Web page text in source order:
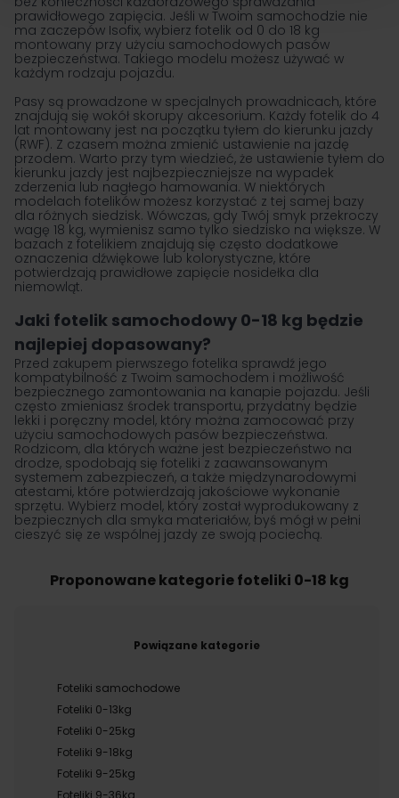
prawidłowego zapięcia. Jeśli w Twoim samochodzie nie
ma zaczepów Isofix, wybierz fotelik od 0 do 18 kg
montowany przy użyciu samochodowych pasów
bezpieczeństwa. Takiego modelu możesz używać w
każdym rodzaju pojazdu.
Pasy są prowadzone w specjalnych prowadnicach, które
znajdują się wokół skorupy akcesorium. Każdy fotelik do 4
lat montowany jest na początku tyłem do kierunku jazdy
(RWF). Z czasem można zmienić ustawienie na jazdę
przodem. Warto przy tym wiedzieć, że ustawienie tyłem do
kierunku jazdy jest najbezpieczniejsze na wypadek
zderzenia lub nagłego hamowania. W niektórych
modelach fotelików możesz korzystać z tej samej bazy
dla różnych siedzisk. Wówczas, gdy Twój smyk przekroczy
wagę 18 kg, wymienisz samo tylko siedzisko na większe. W
bazach z fotelikiem znajdują się często dodatkowe
oznaczenia dźwiękowe lub kolorystyczne, które
potwierdzają prawidłowe zapięcie nosidełka dla
niemowląt.
Jaki fotelik samochodowy 0-18 kg będzie
najlepiej dopasowany?
Przed zakupem pierwszego fotelika sprawdź jego
kompatybilność z Twoim samochodem i możliwość
bezpiecznego zamontowania na kanapie pojazdu. Jeśli
często zmieniasz środek transportu, przydatny będzie
lekki i poręczny model, który można zamocować przy
użyciu samochodowych pasów bezpieczeństwa.
Rodzicom, dla których ważne jest bezpieczeństwo na
drodze, spodobają się foteliki z zaawansowanym
systemem zabezpieczeń, a także międzynarodowymi
atestami, które potwierdzają jakościowe wykonanie
sprzętu. Wybierz model, który został wyprodukowany z
bezpiecznych dla smyka materiałów, byś mógł w pełni
cieszyć się ze wspólnej jazdy ze swoją pociechą.
Proponowane kategorie foteliki 0-18 kg
Powiązane kategorie
Foteliki samochodowe
Foteliki 0-13kg
Foteliki 0-25kg
Foteliki 9-18kg
Foteliki 9-25kg
Foteliki 9-36kg